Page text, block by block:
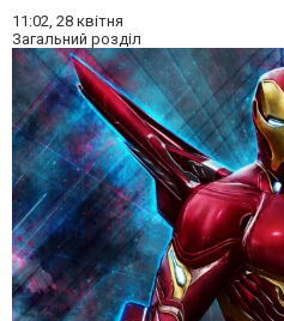
11:02, 28 квітня
Загальний розділ